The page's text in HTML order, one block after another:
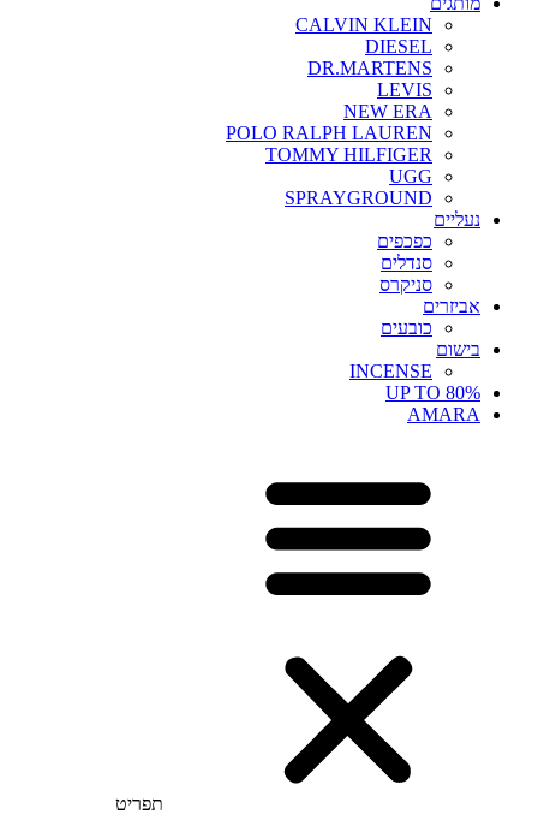
CALVIN KLEIN
DIESEL
DR.MARTENS
LEVIS
NEW ERA
POLO RALPH LAUREN
TOMMY HILFIGER
UGG
SPRAYGROUND
נעליים
כפכפים
סנדלים
סניקרס
אביזרים
כובעים
בישום
INCENSE
UP TO 80%
AMARA
תפריט